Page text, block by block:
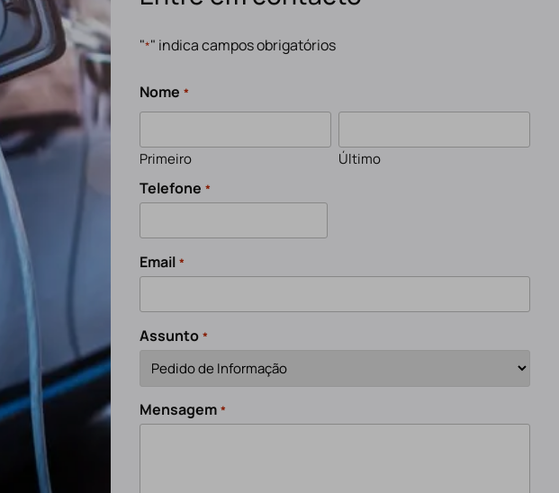
"*" indica campos obrigatórios
Nome *
Primeiro Último
Telefone *
Email *
Assunto *
Mensagem *